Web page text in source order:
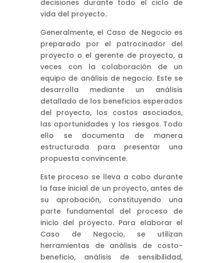
decisiones durante todo el ciclo de
vida del proyecto.
Generalmente, el Caso de Negocio es
preparado por el patrocinador del
proyecto o el gerente de proyecto, a
veces con la colaboración de un
equipo de análisis de negocio. Este se
desarrolla mediante un análisis
detallado de los beneficios esperados
del proyecto, los costos asociados,
las oportunidades y los riesgos. Todo
ello se documenta de manera
estructurada para presentar una
propuesta convincente.
Este proceso se lleva a cabo durante
la fase inicial de un proyecto, antes de
su aprobación, constituyendo una
parte fundamental del proceso de
inicio del proyecto. Para elaborar el
Caso de Negocio, se utilizan
herramientas de análisis de costo-
beneficio, análisis de sensibilidad,